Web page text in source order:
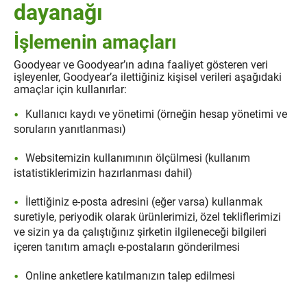
dayanağı
İşlemenin amaçları
Goodyear ve Goodyear’ın adına faaliyet gösteren veri
işleyenler, Goodyear’a ilettiğiniz kişisel verileri aşağıdaki
amaçlar için kullanırlar:
Kullanıcı kaydı ve yönetimi (örneğin hesap yönetimi ve
soruların yanıtlanması)
Websitemizin kullanımının ölçülmesi (kullanım
istatistiklerimizin hazırlanması dahil)
İlettiğiniz e-posta adresini (eğer varsa) kullanmak
suretiyle, periyodik olarak ürünlerimizi, özel tekliflerimizi
ve sizin ya da çalıştığınız şirketin ilgileneceği bilgileri
içeren tanıtım amaçlı e-postaların gönderilmesi
Online anketlere katılmanızın talep edilmesi